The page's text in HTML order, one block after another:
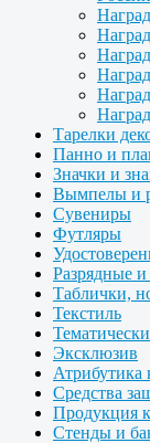
Тарелки
Панно и
Значки и
Вымпелы и
Сувениры
Футляры
Разрядные
Таблички,
Текстиль
Эксклюзив
Средства
Продукция
Стенды и